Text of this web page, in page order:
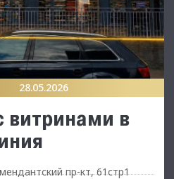
28.05.2026
витринами в
пр-кт, 61стр1